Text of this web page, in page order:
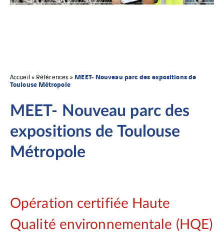
Accueil» Références» MEET- Nouveau parc des expositions de
Toulouse Métropole
MEET- Nouveau parc des
expositions de Toulouse
Métropole
Opération certifiée Haute
Qualité environnementale (HQE)